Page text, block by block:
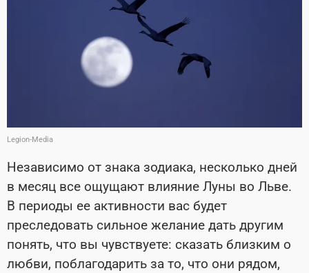
Legion-Media
Независимо от знака зодиака, несколько дней
в месяц все ощущают влияние Луны во Льве.
В периоды ее активности вас будет
преследовать сильное желание дать другим
понять, что вы чувствуете: сказать близким о
любви, поблагодарить за то, что они рядом,